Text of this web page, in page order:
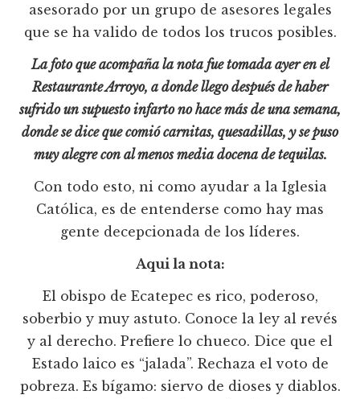
asesorado por un grupo de asesores legales
que se ha valido de todos los trucos posibles.
La foto que acompaña la nota fue tomada ayer en el
Restaurante Arroyo, a donde llego después de haber
sufrido un supuesto infarto no hace más de una semana,
donde se dice que comió carnitas, quesadillas, y se puso
muy alegre con al menos media docena de tequilas.
Con todo esto, ni como ayudar a la Iglesia
Católica, es de entenderse como hay mas
gente decepcionada de los líderes.
Aqui la nota:
El obispo de Ecatepec es rico, poderoso,
soberbio y muy astuto. Conoce la ley al revés
y al derecho. Prefiere lo chueco. Dice que el
Estado laico es “jalada”. Rechaza el voto de
pobreza. Es bígamo: siervo de dioses y diablos.